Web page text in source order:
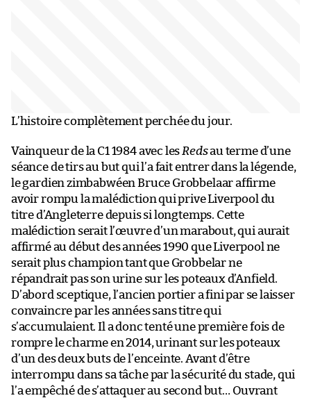
L’histoire complètement perchée du jour.
Vainqueur de la C1 1984 avec les Redsau terme d’une
séance de tirs au but qui l’a fait entrer dans la légende,
le gardien zimbabwéen Bruce Grobbelaar affirme
avoir rompu la malédiction qui prive Liverpool du
titre d’Angleterre depuis si longtemps. Cette
malédiction serait l’œuvre d’un marabout, qui aurait
affirmé au début des années 1990 que Liverpool ne
serait plus champion tant que Grobbelar ne
répandrait pas son urine sur les poteaux d’Anfield.
D’abord sceptique, l’ancien portier a fini par se laisser
convaincre par les années sans titre qui
s’accumulaient. Il a donc tenté une première fois de
rompre le charme en 2014, urinant sur les poteaux
d’un des deux buts de l’enceinte. Avant d’être
interrompu dans sa tâche par la sécurité du stade, qui
l’a empêché de s’attaquer au second but… Ouvrant